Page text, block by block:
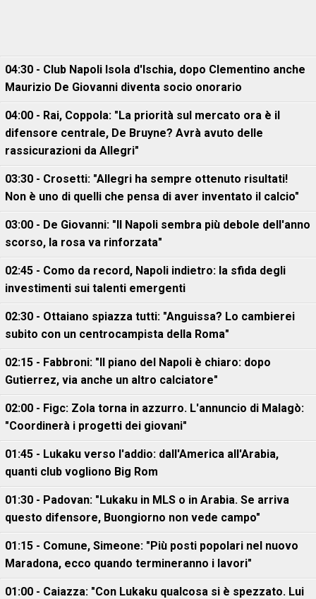
04:30 - Club Napoli Isola d'Ischia, dopo Clementino anche
Maurizio De Giovanni diventa socio onorario
04:00 - Rai, Coppola: "La priorità sul mercato ora è il
difensore centrale, De Bruyne? Avrà avuto delle
rassicurazioni da Allegri"
03:30 - Crosetti: "Allegri ha sempre ottenuto risultati!
Non è uno di quelli che pensa di aver inventato il calcio"
03:00 - De Giovanni: "Il Napoli sembra più debole dell'anno
scorso, la rosa va rinforzata"
02:45 - Como da record, Napoli indietro: la sfida degli
investimenti sui talenti emergenti
02:30 - Ottaiano spiazza tutti: "Anguissa? Lo cambierei
subito con un centrocampista della Roma"
02:15 - Fabbroni: "Il piano del Napoli è chiaro: dopo
Gutierrez, via anche un altro calciatore"
02:00 - Figc: Zola torna in azzurro. L'annuncio di Malagò:
"Coordinerà i progetti dei giovani"
01:45 - Lukaku verso l'addio: dall'America all'Arabia,
quanti club vogliono Big Rom
01:30 - Padovan: "Lukaku in MLS o in Arabia. Se arriva
questo difensore, Buongiorno non vede campo"
01:15 - Comune, Simeone: "Più posti popolari nel nuovo
Maradona, ecco quando termineranno i lavori"
01:00 - Caiazza: "Con Lukaku qualcosa si è spezzato. Lui